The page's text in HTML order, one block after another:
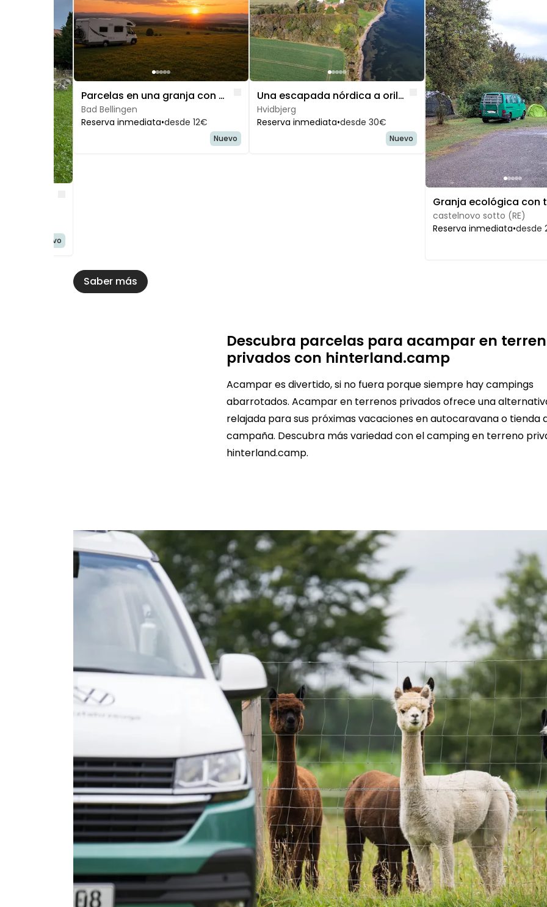
Nuevo
Parcelas en una granja con vistas panorámicas a la naturaleza
Bad Bellingen
Reserva inmediata•desde 12€
Like
Nuevo
Una escapada nórdica a orillas del Limfjord
Hvidbjerg
Reserva inmediata•desde 30€
Like
Nuevo
castelnovo sotto (RE)
Reserva inmediata•desde
Saber más
Descubra parcelas para acampar en
privados con hinterland.camp
Acampar es divertido, si no fuera porque siempre hay campings
abarrotados. Acampar en terrenos privados ofrece una
relajada para sus próximas vacaciones en autocaravana o tienda
campaña. Descubra más variedad con el camping en terreno
hinterland.camp.